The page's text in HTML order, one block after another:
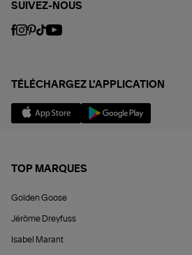
SUIVEZ-NOUS
TÉLÉCHARGEZ L'APPLICATION
TOP MARQUES
Golden Goose
Jérôme Dreyfuss
Isabel Marant